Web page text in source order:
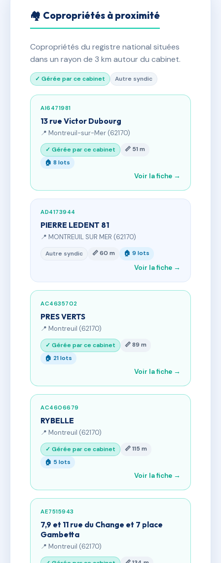
🏘 Copropriétés à proximité
Copropriétés du registre national situées
dans un rayon de 3 km autour du cabinet.
✓ Gérée par ce cabinet Autre syndic
AI6471981
13 rue Victor Dubourg
📍 Montreuil-sur-Mer (62170)
✓ Gérée par ce cabinet
📏 51 m
🏠 8 lots
Voir la fiche →
AD4173944
PIERRE LEDENT 81
📍 MONTREUIL SUR MER (62170)
Autre syndic 📏 60 m 🏠 9 lots
Voir la fiche →
AC4635702
PRES VERTS
📍 Montreuil (62170)
✓ Gérée par ce cabinet
📏 89 m
🏠 21 lots
Voir la fiche →
AC4606679
RYBELLE
📍 Montreuil (62170)
✓ Gérée par ce cabinet
📏 115 m
🏠 5 lots
Voir la fiche →
AE7515943
7,9 et 11 rue du Change et 7 place
Gambetta
📍 Montreuil (62170)